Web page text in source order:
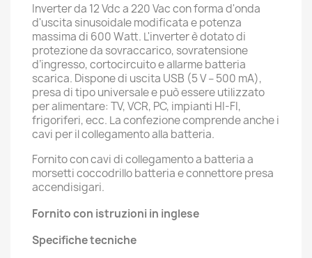
Inverter da 12 Vdc a 220 Vac con forma d'onda
d'uscita sinusoidale modificata e potenza
massima di 600 Watt. L'inverter è dotato di
protezione da sovraccarico, sovratensione
d’ingresso, cortocircuito e allarme batteria
scarica. Dispone di uscita USB (5 V – 500 mA),
presa di tipo universale e può essere utilizzato
per alimentare: TV, VCR, PC, impianti HI-FI,
frigoriferi, ecc. La confezione comprende anche i
cavi per il collegamento alla batteria.
Fornito con cavi di collegamento a batteria a
morsetti coccodrillo batteria e connettore presa
accendisigari.
Fornito con istruzioni in inglese
Specifiche tecniche